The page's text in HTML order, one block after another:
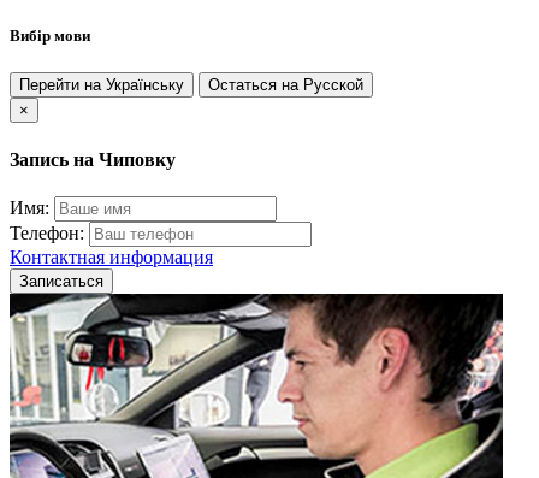
Вибір мови
Перейти на Українську
Остаться на Русской
×
Запись на Чиповку
Имя:
Телефон:
Контактная информация
Записаться